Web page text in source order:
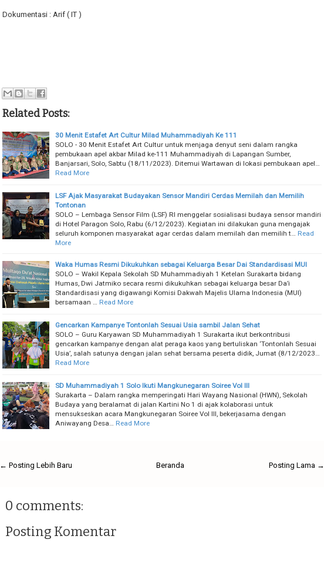
Dokumentasi : Arif ( IT )
Related Posts:
30 Menit Estafet Art Cultur Milad Muhammadiyah Ke 111
SOLO - 30 Menit Estafet Art Cultur untuk menjaga denyut seni dalam rangka
pembukaan apel akbar Milad ke-111 Muhammadiyah di Lapangan Sumber,
Banjarsari, Solo, Sabtu (18/11/2023). Ditemui Wartawan di lokasi pembukaan apel…
Read More
LSF Ajak Masyarakat Budayakan Sensor Mandiri Cerdas Memilah dan Memilih
Tontonan
SOLO – Lembaga Sensor Film (LSF) RI menggelar sosialisasi budaya sensor mandiri
di Hotel Paragon Solo, Rabu (6/12/2023). Kegiatan ini dilakukan guna mengajak
seluruh komponen masyarakat agar cerdas dalam memilah dan memilih t…
Read
More
Waka Humas Resmi Dikukuhkan sebagai Keluarga Besar Dai Standardisasi MUI
SOLO – Wakil Kepala Sekolah SD Muhammadiyah 1 Ketelan Surakarta bidang
Humas, Dwi Jatmiko secara resmi dikukuhkan sebagai keluarga besar Da’i
Standardisasi yang digawangi Komisi Dakwah Majelis Ulama Indonesia (MUI)
bersamaan …
Read More
Gencarkan Kampanye Tontonlah Sesuai Usia sambil Jalan Sehat
SOLO – Guru Karyawan SD Muhammadiyah 1 Surakarta ikut berkontribusi
gencarkan kampanye dengan alat peraga kaos yang bertuliskan ‘Tontonlah Sesuai
Usia’, salah satunya dengan jalan sehat bersama peserta didik, Jumat (8/12/2023…
Read More
SD Muhammadiyah 1 Solo Ikuti Mangkunegaran Soiree Vol III
Surakarta – Dalam rangka memperingati Hari Wayang Nasional (HWN), Sekolah
Budaya yang beralamat di jalan Kartini No 1 di ajak kolaborasi untuk
mensukseskan acara Mangkunegaran Soiree Vol III, bekerjasama dengan
Aniwayang Desa…
Read More
← Posting Lebih Baru Posting Lama →
Beranda
0 comments:
Posting Komentar